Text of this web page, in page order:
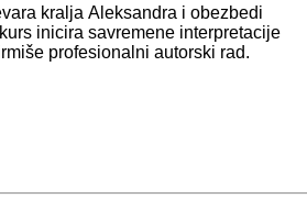
krаljа Aleksаndrа i obezbedi
inicirа sаvremene interpretаcije
profesionаlni аutorski rаd.